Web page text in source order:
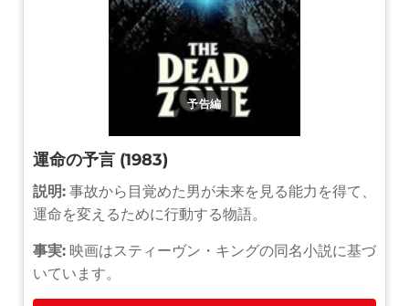
予告編
運命の予言 (1983)
説明: 事故から目覚めた男が未来を見る能力を得て、
運命を変えるために行動する物語。
事実: 映画はスティーヴン・キングの同名小説に基づ
いています。